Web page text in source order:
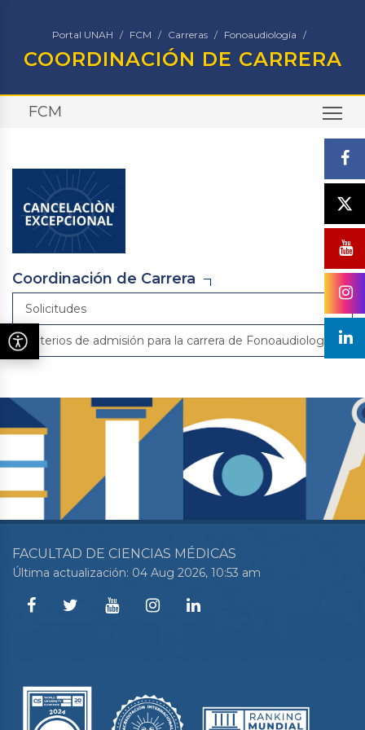
Portal UNAH FCM Carreras Fonoaudiología
COORDINACIÓN DE CARRERA
FCM
Coordinación de Carrera
Solicitudes
Criterios de admisión para la carrera de Fonoaudiología
FACULTAD DE CIENCIAS MÉDICAS
Última actualización: 04 Aug 2026, 10:53 am